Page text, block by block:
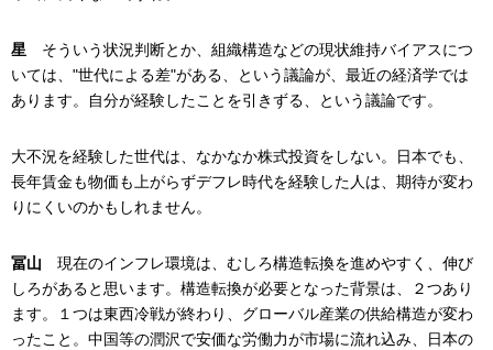
星 そういう状況判断とか、組織構造などの現状維持バイアスにつ
いては、"世代による差"がある、という議論が、最近の経済学では
あります。自分が経験したことを引きずる、という議論です。
大不況を経験した世代は、なかなか株式投資をしない。日本でも、
長年賃金も物価も上がらずデフレ時代を経験した人は、期待が変わ
りにくいのかもしれません。
冨山 現在のインフレ環境は、むしろ構造転換を進めやすく、伸び
しろがあると思います。構造転換が必要となった背景は、２つあり
ます。１つは東西冷戦が終わり、グローバル産業の供給構造が変わ
ったこと。中国等の潤沢で安価な労働力が市場に流れ込み、日本の